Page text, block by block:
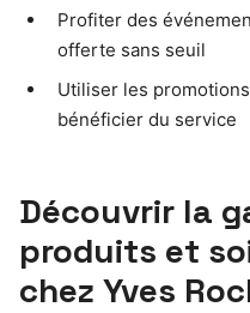
Profiter des
offerte sans seuil
Utiliser les
bénéficier du service
Découvrir la
produits et
chez Yves